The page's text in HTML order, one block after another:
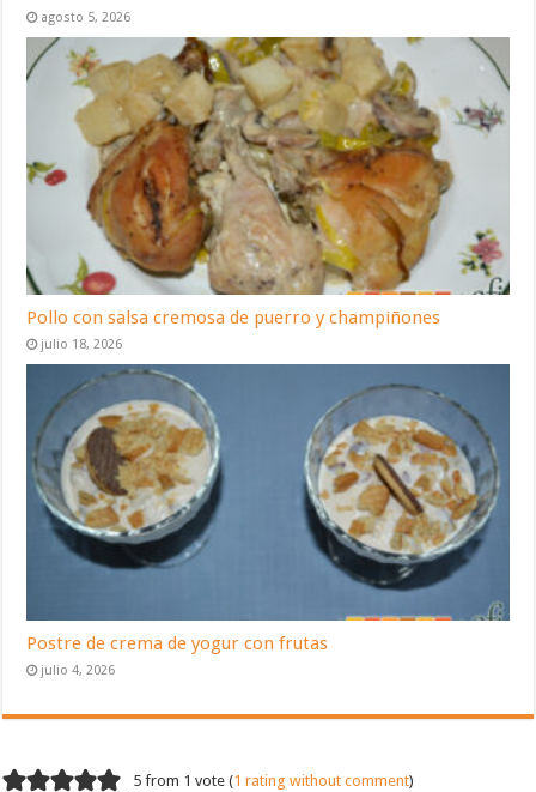
agosto 5, 2026
Pollo con salsa cremosa de puerro y champiñones
julio 18, 2026
Postre de crema de yogur con frutas
julio 4, 2026
5 from 1 vote (1 rating without comment)